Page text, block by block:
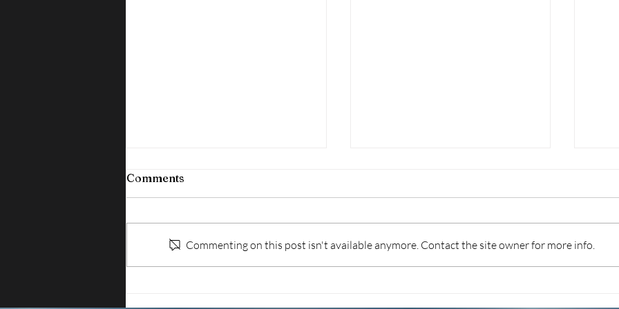
Comments
Commenting on this post isn't available anymore. Contact the site owner for more info.